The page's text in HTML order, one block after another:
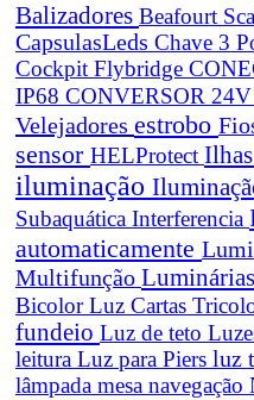
Balizadores Beafourt
CapsulasLeds Chave 3
Cockpit Flybridge
IP68 CONVERSOR 24V
Velejadores estrobo
sensor HELProtect
iluminação
Subaquática Interferencia
automaticamente
Multifunção
BicolorLuz Cartas
fundeio Luz de teto
leitura Luz para Piers luz
lâmpada mesa navegação